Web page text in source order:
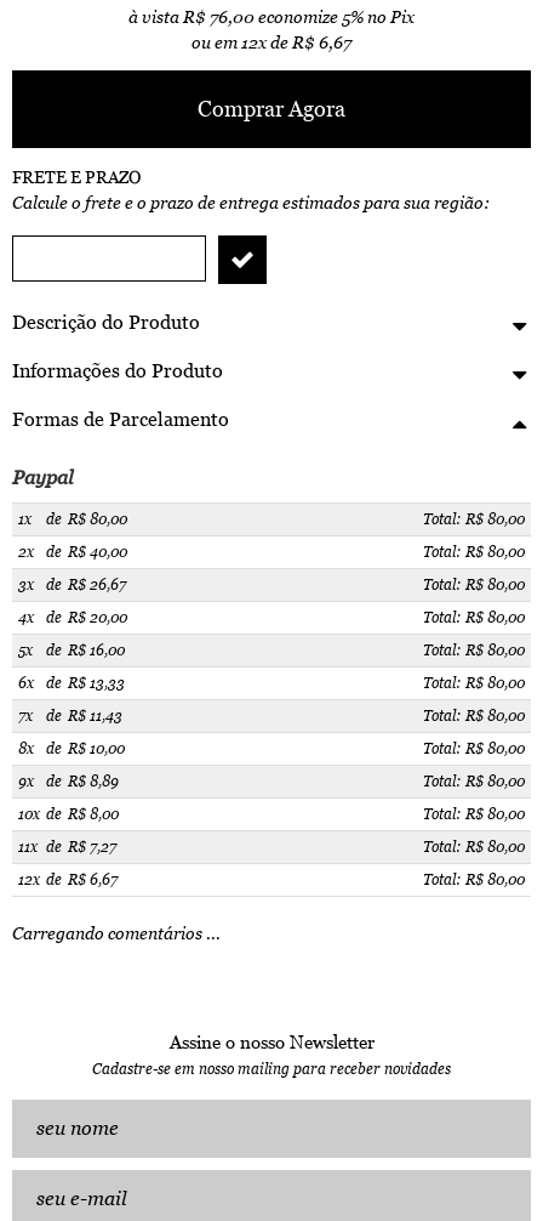
à vista R$ 76,00economize 5%no Pix
ou em 12xde R$ 6,67
Comprar Agora
FRETE E PRAZO
Calcule o frete e o prazo de entrega estimados para sua região:
Descrição do Produto
Informações do Produto
Formas de Parcelamento
Paypal
1x de R$ 80,00
Total: R$ 80,00
2x
de R$ 40,00
Total: R$ 80,00
3x
de R$ 26,67
Total: R$ 80,00
4x
de R$ 20,00
Total: R$ 80,00
5x
de R$ 16,00
Total: R$ 80,00
6x
de R$ 13,33
Total: R$ 80,00
7x
de R$ 11,43
Total: R$ 80,00
8x
de R$ 10,00
Total: R$ 80,00
9x
de R$ 8,89
Total: R$ 80,00
10x de R$ 8,00
Total: R$ 80,00
11x de R$ 7,27
Total: R$ 80,00
12x de R$ 6,67 Total: R$ 80,00
Carregando comentários ...
Assine o nosso Newsletter
Cadastre-se em nosso mailing para receber novidades